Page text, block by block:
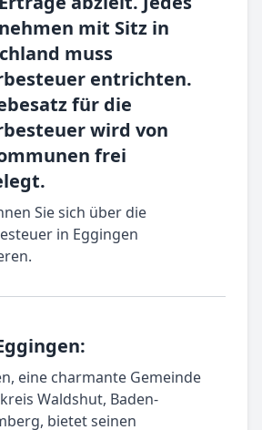
mit Sitz in
muss
entrichten.
für die
wird von
frei
Sie sich über die
in Eggingen
eine charmante Gemeinde
Waldshut, Baden-
bietet seinen